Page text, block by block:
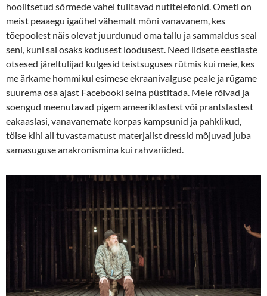
hoolitsetud sõrmede vahel tulitavad nutitelefonid. Ometi on
meist peaaegu igaühel vähemalt mõni vanavanem, kes
tõepoolest näis olevat juurdunud oma tallu ja sammaldus seal
seni, kuni sai osaks kodusest loodusest. Need iidsete eestlaste
otsesed järeltulijad kulgesid teistsuguses rütmis kui meie, kes
me ärkame hommikul esimese ekraani­valguse peale ja rügame
suurema osa ajast Facebooki seina püstitada. Meie rõivad ja
soengud meenutavad pigem ameeriklastest või prantslastest
eakaaslasi, vana­vanemate korpas kampsunid ja pahklikud,
töise kihi all tuvastamatust materjalist dressid mõjuvad juba
samasuguse ana­kronismina kui rahvariided.